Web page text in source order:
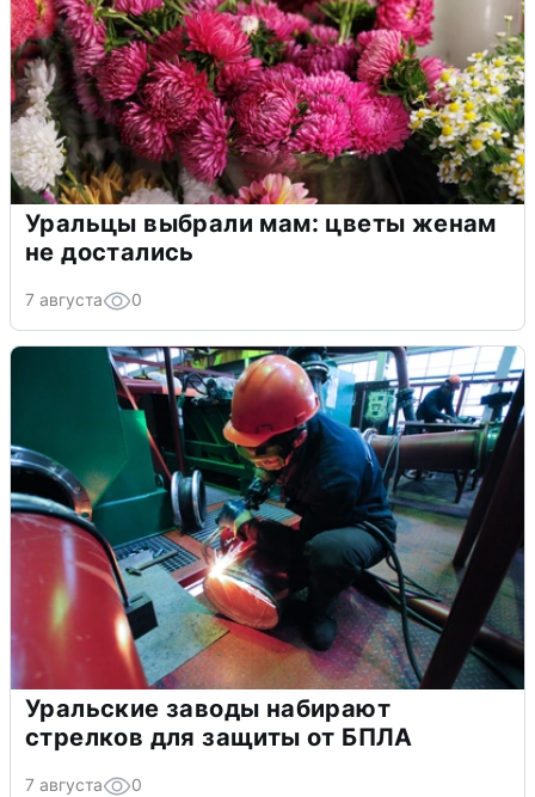
Уральцы выбрали мам: цветы женам
не достались
7 августа 0
Уральские заводы набирают
стрелков для защиты от БПЛА
7 августа 0